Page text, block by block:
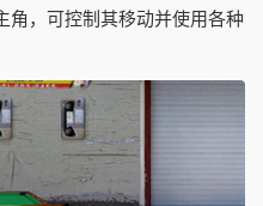
角，可控制其移动并使用各种